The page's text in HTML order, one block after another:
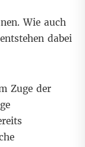
Wie auch
dabei
Zuge der